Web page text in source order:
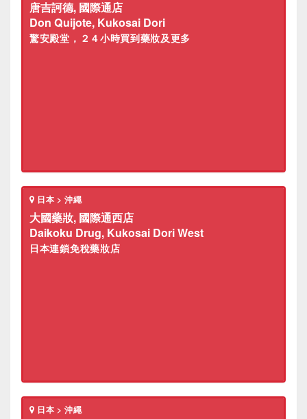
唐吉訶德, 國際通店
Don Quijote, Kukosai Dori
驚安殿堂，２４小時買到藥妝及更多
日本 > 沖繩
大國藥妝, 國際通西店
Daikoku Drug, Kukosai Dori West
日本連鎖免稅藥妝店
日本 > 沖繩